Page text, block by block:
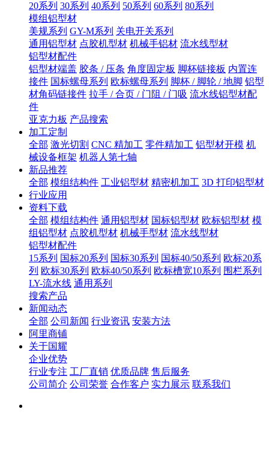
20系列 30系列 40系列 50系列 60系列 80系列
模组铝型材
美规系列 GY-M系列 关电开关系列
通用铝型材 点胶机型材 机械手铝材 流水线型材
铝型材配件
铝型材端盖 胶条 / 压条 角度固定板 脚杯链接板 内置连
接件 国标螺母系列 欧标螺母系列 脚杯 / 脚轮 / 地脚 铝型
材角码链接件 拉手 / 合页 / 门阻 / 门吸 流水线铝型材配
件
亚克力板 产品搜索
加工定制
全部 激光切割 CNC 精加工 零件精加工 铝型材开模 机
械设备框架 机器人第七轴
新品推荐
全部 模组结构件 工业铝型材 精密机加工 3D 打印铝型材
行业应用
资料下载
全部 模组结构件 通用铝型材 国标铝型材 欧标铝型材 模
组铝型材 点胶机型材 机械手型材 流水线型材
铝型材配件
15系列 国标20系列 国标30系列 国标40/50系列 欧标20系
列 欧标30系列 欧标40/50系列 欧标槽宽10系列 围栏系列
LY-流水线 通用系列
搜索产品
新闻动态
全部 公司新闻 行业资讯 安装方法
阿里商铺
关于国耀
企业优势
行业专注 工厂直销 优质品牌 售后服务
公司简介 公司荣誉 合作客户 实力展示 联系我们